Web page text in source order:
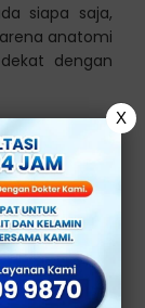
siapa saja,
anatomi
dengan
coli (E.
ini dapat
uretra, yang
kandung
risiko ISK
X